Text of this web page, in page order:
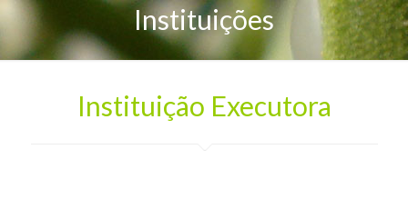
Instituições
Instituição Executora